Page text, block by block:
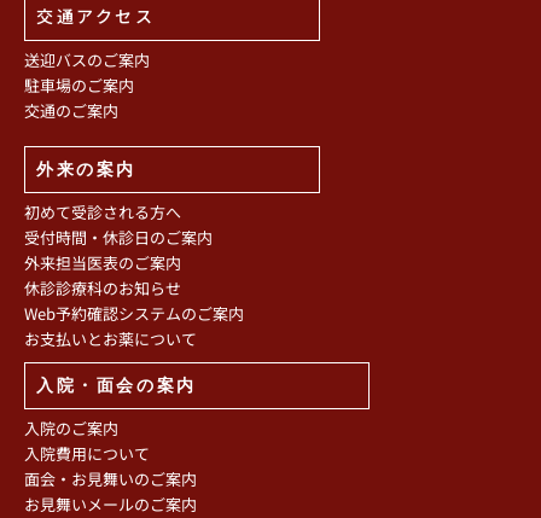
交通アクセス
送迎バスのご案内
駐車場のご案内
交通のご案内
外来の案内
初めて受診される方へ
受付時間・休診日のご案内
外来担当医表のご案内
休診診療科のお知らせ
Web予約確認システムのご案内
お支払いとお薬について
入院・面会の案内
入院のご案内
入院費用について
面会・お見舞いのご案内
お見舞いメールのご案内